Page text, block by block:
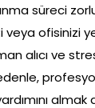
süreci
veya ofisinizi
alıcı ve